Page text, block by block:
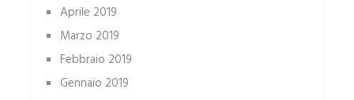
Aprile 2019
Marzo 2019
Febbraio 2019
Gennaio 2019